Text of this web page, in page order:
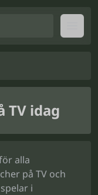
TV idag
alla
på TV och
i